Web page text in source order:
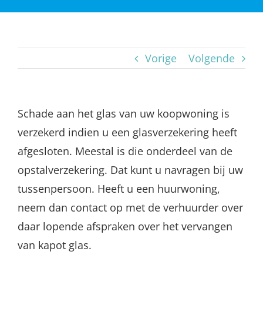
Vorige Volgende
Schade aan het glas van uw koopwoning is
verzekerd indien u een glasverzekering heeft
afgesloten. Meestal is die onderdeel van de
opstalverzekering. Dat kunt u navragen bij uw
tussenpersoon. Heeft u een huurwoning,
neem dan contact op met de verhuurder over
daar lopende afspraken over het vervangen
van kapot glas.